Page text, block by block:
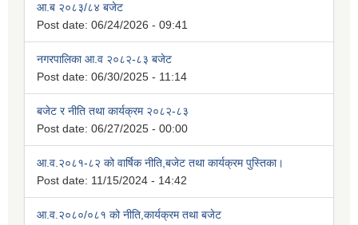
आ.ब २०८३/८४ बजेट
Post date: 06/24/2026 - 09:41
नगरपालिका आ.व २०८२-८३ बजेट
Post date: 06/30/2025 - 11:14
बजेट र नीति तथा कार्यक्रम २०८२-८३
Post date: 06/27/2025 - 00:00
आ.व.२०८१-८२ को वार्षिक नीति,बजेट तथा कार्यक्रम पुस्तिका।
Post date: 11/15/2024 - 14:42
आ.व.२०८०/०८१ को नीति,कार्यक्रम तथा बजेट